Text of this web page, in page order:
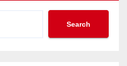
Search